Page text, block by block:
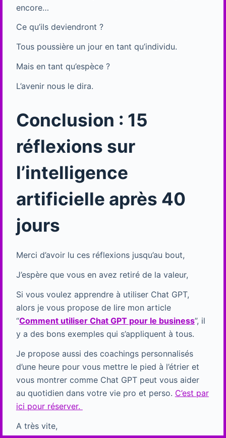
encore…
Ce qu’ils deviendront ?
Tous poussière un jour en tant qu’individu.
Mais en tant qu’espèce ?
L’avenir nous le dira.
Conclusion : 15
réflexions sur
l’intelligence
artificielle après 40
jours
Merci d’avoir lu ces réflexions jusqu’au bout,
J’espère que vous en avez retiré de la valeur,
Si vous voulez apprendre à utiliser Chat GPT,
alors je vous propose de lire mon article
“Comment utiliser Chat GPT pour le business”, il
y a des bons exemples qui s’appliquent à tous.
Je propose aussi des coachings personnalisés
d’une heure pour vous mettre le pied à l’étrier et
vous montrer comme Chat GPT peut vous aider
au quotidien dans votre vie pro et perso. C’est par
ici pour réserver.
A très vite,